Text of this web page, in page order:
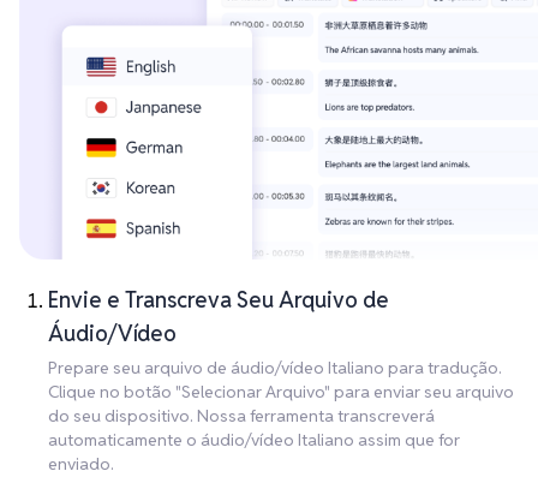
Envie e Transcreva Seu Arquivo de
Áudio/Vídeo
Prepare seu arquivo de áudio/vídeo Italiano para tradução.
Clique no botão "Selecionar Arquivo" para enviar seu arquivo
do seu dispositivo. Nossa ferramenta transcreverá
automaticamente o áudio/vídeo Italiano assim que for
enviado.